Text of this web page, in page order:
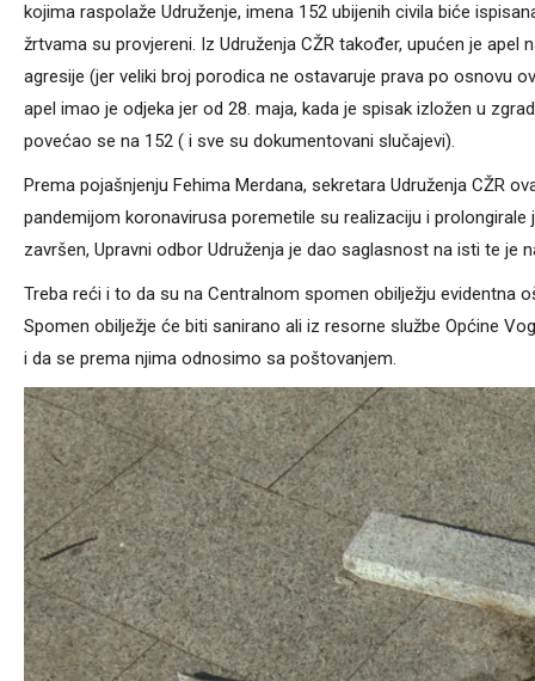
kojima raspolaže Udruženje, imena 152 ubijenih civila biće
žrtvama su provjereni. Iz Udruženja CŽR također, upućen je
agresije (jer veliki broj porodica ne ostavaruje prava po osnovu
apel imao je odjeka jer od 28. maja, kada je spisak izložen u
povećao se na 152 ( i sve su dokumentovani slučajevi).
Prema pojašnjenju Fehima Merdana, sekretara Udruženja CŽR
pandemijom koronavirusa poremetile su realizaciju i
završen, Upravni odbor Udruženja je dao saglasnost na isti te
Treba reći i to da su na Centralnom spomen obilježju evidentna
Spomen obilježje će biti sanirano ali iz resorne službe Općine
i da se prema njima odnosimo sa poštovanjem.